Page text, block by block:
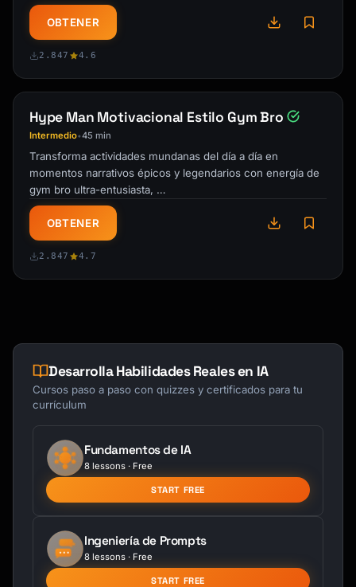
OBTENER
2.847 4.6
Hype Man Motivacional Estilo Gym Bro
Intermedio•45 min
Transforma actividades mundanas del día a día en
momentos narrativos épicos y legendarios con energía de
gym bro ultra-entusiasta, …
OBTENER
2.847 4.7
Desarrolla Habilidades Reales en IA
Cursos paso a paso con quizzes y certificados para tu
currículum
Fundamentos de IA
8 lessons · Free
START FREE
Ingeniería de Prompts
8 lessons · Free
START FREE